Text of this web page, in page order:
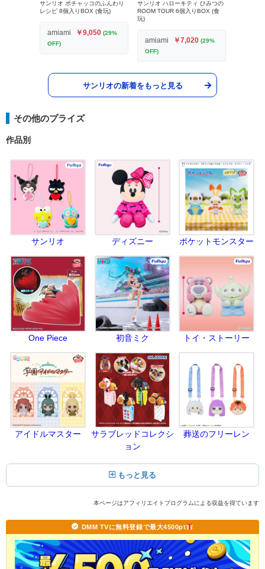
サンリオ ポチャッコのふんわり
レシピ 8個入りBOX (食玩)
amiami ￥9,050 (29%
OFF)
サンリオ ハローキティ ひみつの
ROOM TOUR 6個入りBOX (食
玩)
amiami ￥7,020 (29%
OFF)
サンリオの新着をもっと見る
その他のプライズ
作品別
サンリオ ディズニー ポケットモンスター
One Piece 初音ミク トイ・ストーリー
アイドルマスター
サラブレッドコレクシ
ョン
葬送のフリーレン
もっと見る
本ページはアフィリエイトプログラムによる収益を得ています
DMM TVに無料登録で最大4500pt